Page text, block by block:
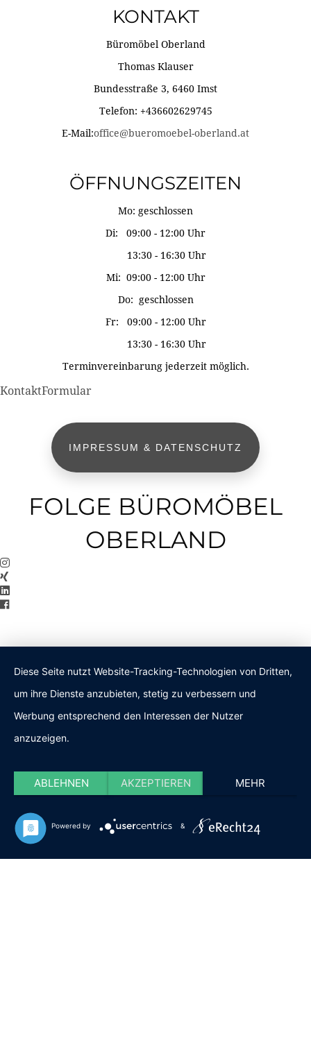
KONTAKT
Büromöbel Oberland
Thomas Klauser
Bundesstraße 3, 6460 Imst
Telefon: +436602629745
E-Mail:office@bueromoebel-oberland.at
ÖFFNUNGSZEITEN
Mo: geschlossen
Di: 09:00 - 12:00 Uhr
13:30 - 16:30 Uhr
Mi: 09:00 - 12:00 Uhr
Do: geschlossen
Fr: 09:00 - 12:00 Uhr
13:30 - 16:30 Uhr
Terminvereinbarung jederzeit möglich.
KontaktFormular
IMPRESSUM & DATENSCHUTZ
FOLGE BÜROMÖBEL
OBERLAND
Diese Seite nutzt Website-Tracking-Technologien von Dritten,
um ihre Dienste anzubieten, stetig zu verbessern und
Werbung entsprechend den Interessen der Nutzer
anzuzeigen.
ABLEHNEN AKZEPTIEREN MEHR
Powered by &